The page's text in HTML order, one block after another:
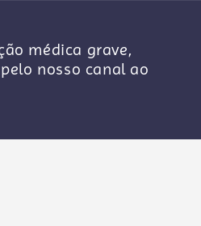
médica grave,
pelo nosso canal ao